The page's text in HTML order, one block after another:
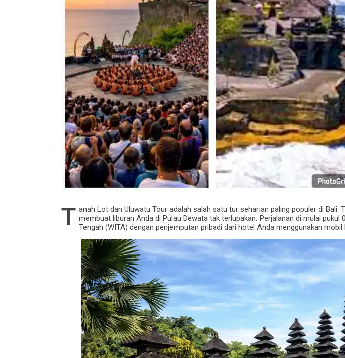
T anah Lot dan Uluwatu Tour adalah salah satu tur seharian paling populer di Bali.
membuat liburan Anda di Pulau Dewata tak terlupakan. Perjalanan di mulai pukul
Tengah (WITA) dengan penjemputan pribadi dari hotel Anda menggunakan